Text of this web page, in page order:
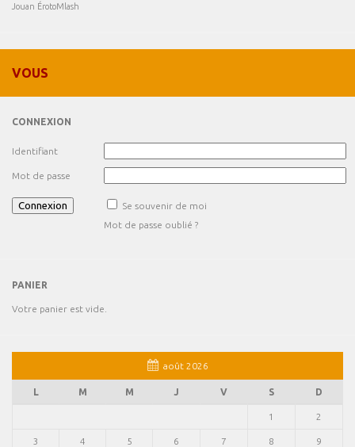
Jouan ÉrotoMlash
VOUS
CONNEXION
Identifiant
Mot de passe
Se souvenir de moi
Mot de passe oublié ?
PANIER
Votre panier est vide.
août 2026
L M M J V S D
1 2
3 4 5 6 7 8 9